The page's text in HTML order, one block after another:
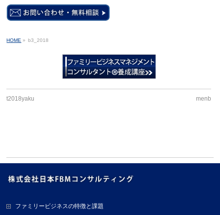
HOME » b3_2018
t2018yaku menb
ファミリービジネスの特徴と課題